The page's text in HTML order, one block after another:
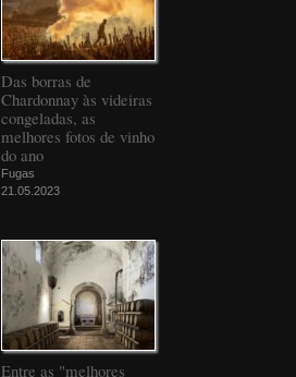
Das borras de
Chardonnay às videiras
congeladas, as
melhores fotos de vinho
do ano
Fugas
21.05.2023
Entre as "melhores